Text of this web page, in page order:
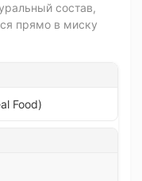
состав,
прямо в миску
Food)